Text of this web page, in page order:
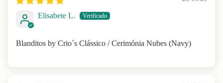
Elisabete L.
Blanditos by Crio´s Clássico / Cerimónia Nubes (Navy)